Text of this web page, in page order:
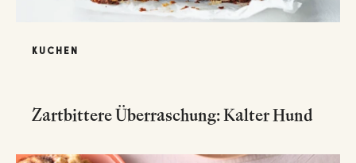
KUCHEN
Zartbittere Überraschung: Kalter Hund